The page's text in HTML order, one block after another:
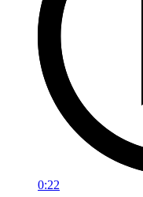
0:22